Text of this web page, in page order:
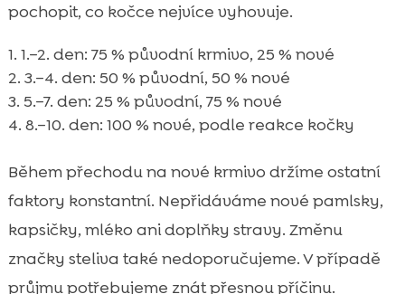
pochopit, co kočce nejvíce vyhovuje.
1.–2. den: 75 % původní krmivo, 25 % nové
3.–4. den: 50 % původní, 50 % nové
5.–7. den: 25 % původní, 75 % nové
8.–10. den: 100 % nové, podle reakce kočky
Během přechodu na nové krmivo držíme ostatní
faktory konstantní. Nepřidáváme nové pamlsky,
kapsičky, mléko ani doplňky stravy. Změnu
značky steliva také nedoporučujeme. V případě
průjmu potřebujeme znát přesnou příčinu.